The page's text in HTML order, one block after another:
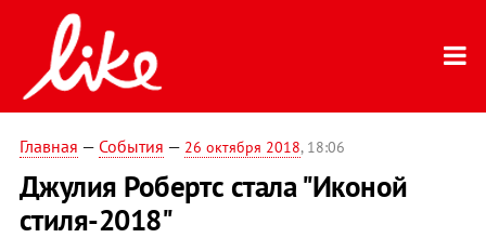
Главная — События — 26 октября 2018, 18:06
Джулия Робертс стала "Иконой
стиля-2018"